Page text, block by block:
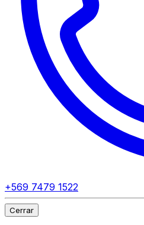
+569 7479 1522
Cerrar